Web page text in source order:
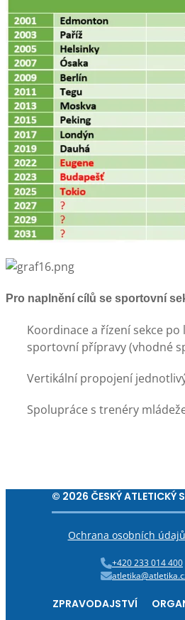
Pro naplnění cílů se sportovní
Koordinace a řízení sekce
sportovní přípravy (vhodné
Vertikální propojení
Spolupráce s trenéry
© 2026 ČESKÝ ATLETICKÝ
Ochrana osobních údajů
+420 233 014 400
ZPRAVODAJSTVÍ